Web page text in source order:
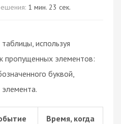
1 мин. 23 сек.
используя
пропущенных элементов:
буквой,
Время, когда